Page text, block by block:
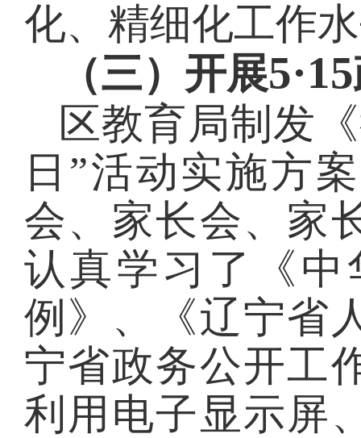
化、精细化工作
（三）开展5·15
区教育局制发
日”活动实施方
会、家长会、家
认真学习了《
例》、《辽宁省
宁省政务公开工
利用电子显示屏